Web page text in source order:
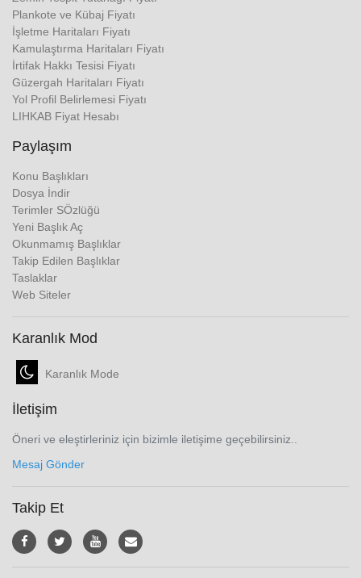
Plankote ve Kübaj Fiyatı
İşletme Haritaları Fiyatı
Kamulaştırma Haritaları Fiyatı
İrtifak Hakkı Tesisi Fiyatı
Güzergah Haritaları Fiyatı
Yol Profil Belirlemesi Fiyatı
LIHKAB Fiyat Hesabı
Paylaşım
Konu Başlıkları
Dosya İndir
Terimler SÖzlüğü
Yeni Başlık Aç
Okunmamış Başlıklar
Takip Edilen Başlıklar
Taslaklar
Web Siteler
Karanlık Mod
Karanlık Mode
İletişim
Öneri ve eleştirleriniz için bizimle iletişime geçebilirsiniz..
Mesaj Gönder
Takip Et